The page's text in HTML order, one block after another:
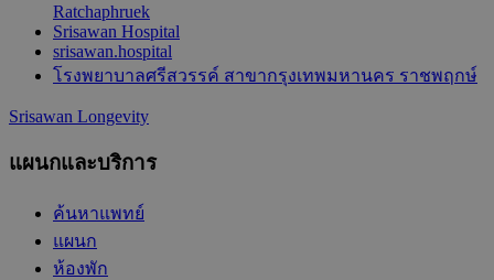
Ratchaphruek
Srisawan Hospital
srisawan.hospital
โรงพยาบาลศรีสวรรค์ สาขากรุงเทพมหานคร ราชพฤกษ์
Srisawan Longevity
แผนกและบริการ
ค้นหาแพทย์
แผนก
ห้องพัก